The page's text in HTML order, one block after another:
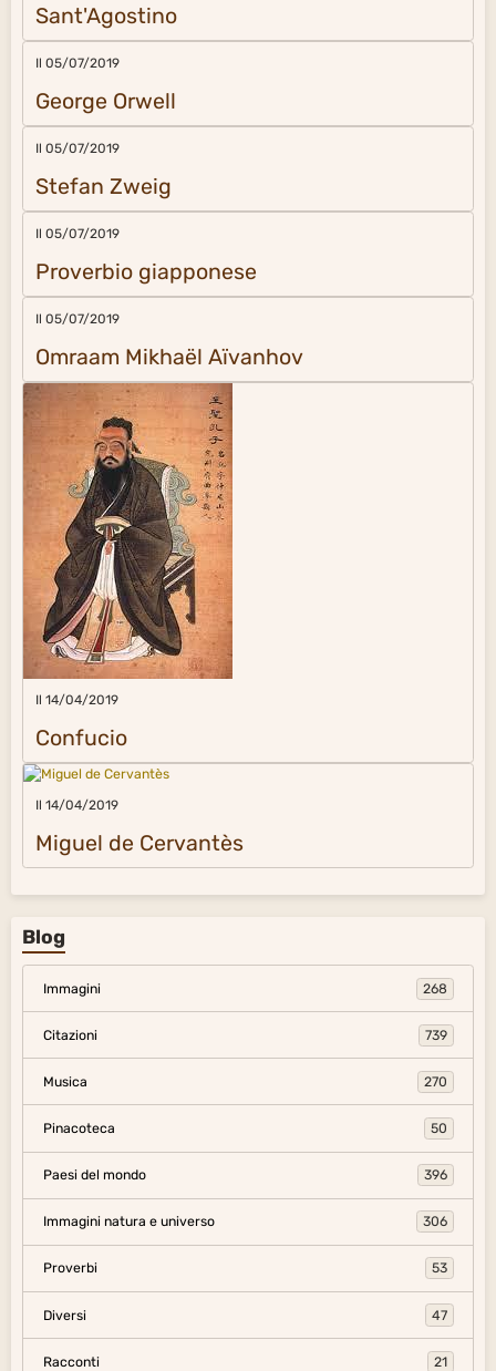
Sant'Agostino
Il 05/07/2019
George Orwell
Il 05/07/2019
Stefan Zweig
Il 05/07/2019
Proverbio giapponese
Il 05/07/2019
Omraam Mikhaël Aïvanhov
Il 14/04/2019
Confucio
Il 14/04/2019
Miguel de Cervantès
Blog
Immagini 268
Citazioni 739
Musica 270
Pinacoteca 50
Paesi del mondo 396
Immagini natura e universo 306
Proverbi 53
Diversi 47
Racconti 21